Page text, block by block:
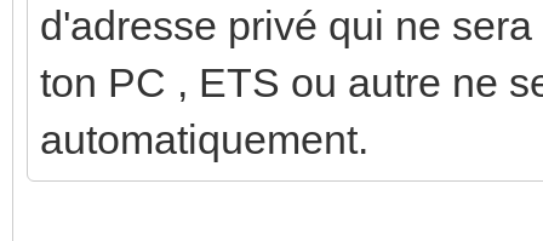
d'adresse privé qui ne
ton PC , ETS ou autre ne
automatiquement.